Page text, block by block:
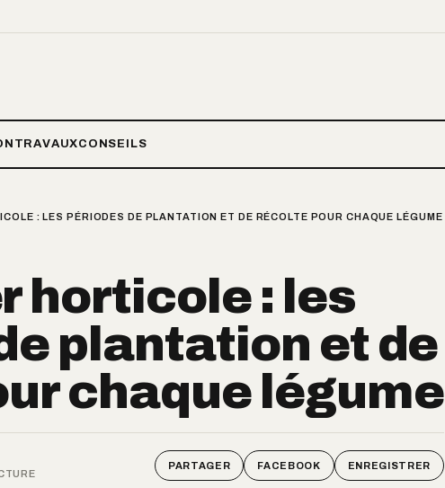
TRAVAUXCONSEILS
: LES PÉRIODES DE PLANTATION ET DE RÉCOLTE POUR CHAQUE LÉGUME
horticole : les
plantation et de
chaque légume
PARTAGER FACEBOOK ENREGISTRER